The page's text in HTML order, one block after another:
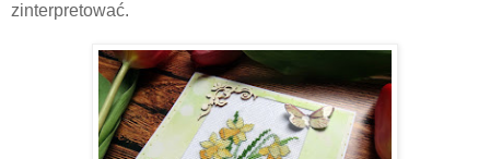
zinterpretować.